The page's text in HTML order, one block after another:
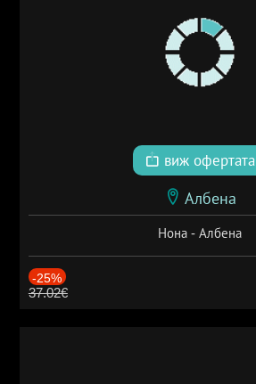
виж офертата
Албена
Нона - Албена
-25%
37.02€